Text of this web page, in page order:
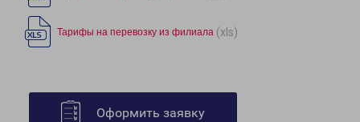
Тарифы на перевозку из филиала (xls)
Оформить заявку